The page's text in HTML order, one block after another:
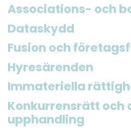
Associations- och
Dataskydd
Fusion och
Hyresärenden
Immateriella
Konkurrensrätt och
upphandling